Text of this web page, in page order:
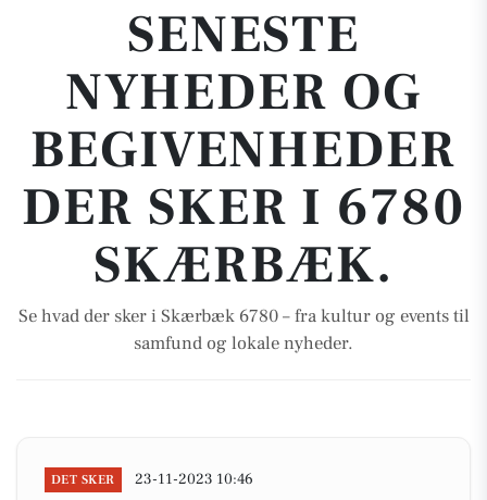
SENESTE
NYHEDER OG
BEGIVENHEDER
DER SKER I 6780
SKÆRBÆK.
Se hvad der sker i Skærbæk 6780 – fra kultur og events til
samfund og lokale nyheder.
DET SKER 23-11-2023 10:46